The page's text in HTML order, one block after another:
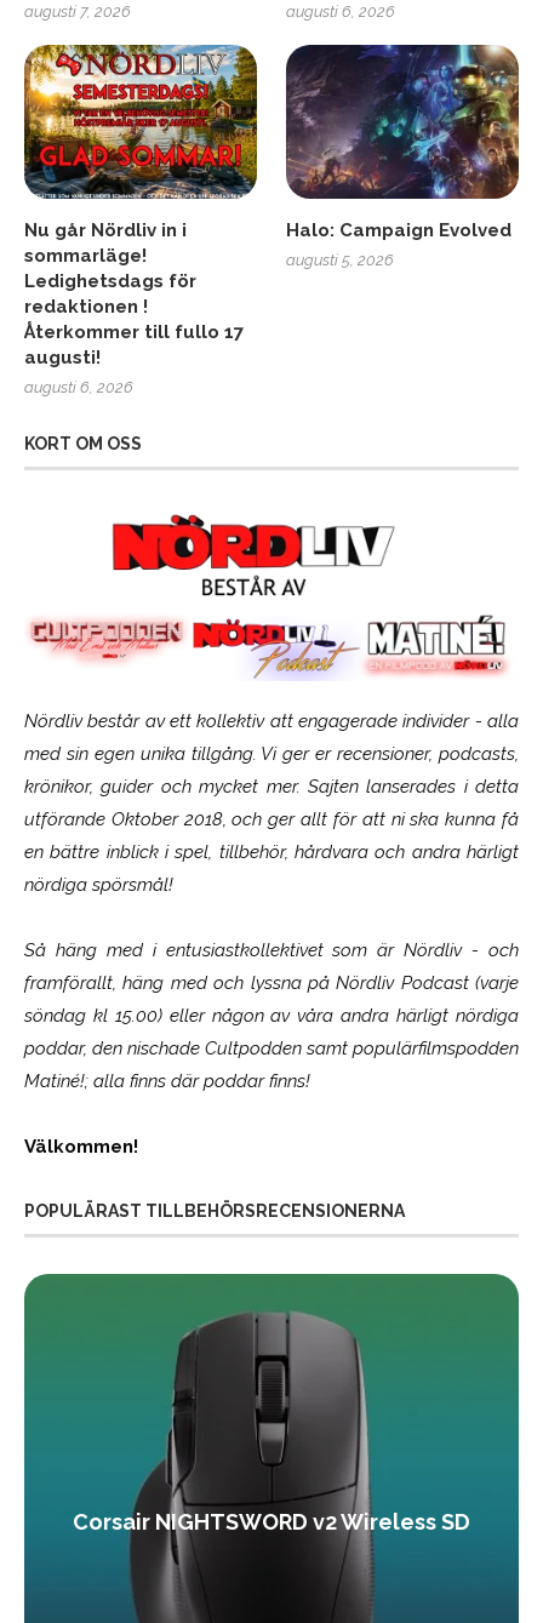
augusti 7, 2026 augusti 6, 2026
Nu går Nördliv in i
sommarläge!
Ledighetsdags för
redaktionen !
Återkommer till fullo 17
augusti!
augusti 6, 2026
Halo: Campaign Evolved
augusti 5, 2026
KORT OM OSS
Nördliv består av ett kollektiv att engagerade individer - alla
med sin egen unika tillgång. Vi ger er recensioner, podcasts,
krönikor, guider och mycket mer. Sajten lanserades i detta
utförande Oktober 2018, och ger allt för att ni ska kunna få
en bättre inblick i spel, tillbehör, hårdvara och andra härligt
nördiga spörsmål!
Så häng med i entusiastkollektivet som ärNördliv- och
framförallt, häng med och lyssna på Nördliv Podcast (varje
söndag kl 15.00) eller någon av våra andra härligt nördiga
poddar, den nischade Cultpodden samt populärfilmspodden
Matiné!; alla finns där poddar finns!
Välkommen!
POPULÄRAST TILLBEHÖRSRECENSIONERNA
Corsair NIGHTSWORD v2 Wireless SD